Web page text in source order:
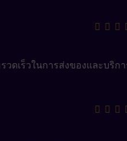
ดเร็วในการส่งของและบริกา